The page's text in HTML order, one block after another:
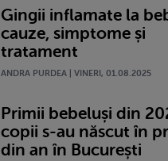
Gingii inflamate la
cauze, simptome și
tratament
ANDRA PURDEA | VINERI, 01.08.2025
Primii bebeluși din
copii s-au născut în
din an în București